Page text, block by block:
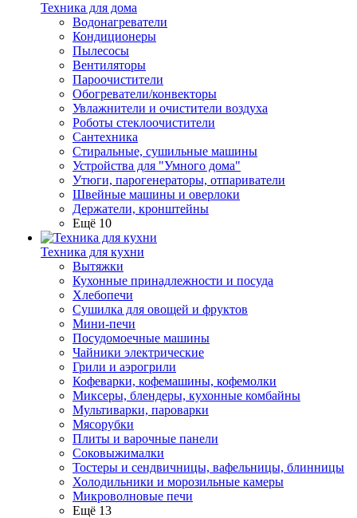
Техника для дома
Водонагреватели
Кондиционеры
Пылесосы
Вентиляторы
Пароочистители
Обогреватели/конвекторы
Увлажнители и очистители воздуха
Роботы стеклоочистители
Сантехника
Стиральные, сушильные машины
Устройства для "Умного дома"
Утюги, парогенераторы, отпариватели
Швейные машины и оверлоки
Держатели, кронштейны
Ещё 10
Техника для кухни
Вытяжки
Кухонные принадлежности и посуда
Хлебопечи
Сушилка для овощей и фруктов
Мини-печи
Посудомоечные машины
Чайники электрические
Грили и аэрогрили
Кофеварки, кофемашины, кофемолки
Миксеры, блендеры, кухонные комбайны
Мультиварки, пароварки
Мясорубки
Плиты и варочные панели
Соковыжималки
Тостеры и сендвичницы, вафельницы, блинницы
Холодильники и морозильные камеры
Микроволновые печи
Ещё 13